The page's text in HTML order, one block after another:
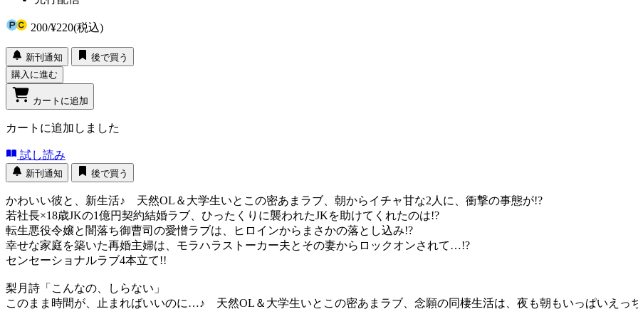
200/¥220(税込)
新刊通知
後で買う
購入に進む
カートに追加
カートに追加しました
試し読み
新刊通知 後で買う
かわいい彼と、新生活♪ 天然OL＆大学生いとこの密あまラブ、朝からイチャ甘な2人に、衝撃の事態が!?
若社長×18歳JKの1億円契約結婚ラブ、ひったくりに襲われたJKを助けてくれたのは!?
転生悪役令嬢と闇落ち御曹司の愛憎ラブは、ヒロインからまさかの落とし込み!?
幸せな家庭を築いた再婚主婦は、モラハラストーカー夫とその妻からロックオンされて…!?
センセーショナルラブ4本立て!!
梨月詩「こんなの、しらない」
このまま時間が、止まればいいのに…♪ 天然OL＆大学生いとこの密あまラブ、念願の同棲生活は、夜も朝もいっぱいえ